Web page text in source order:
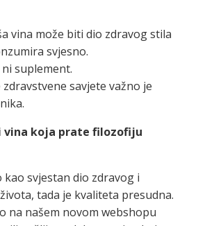
vina može biti dio zdravog stila
svjesno.
suplement.
zdravstvene savjete važno je
vina koja prate filozofiju
svjestan dio zdravog i
tada je kvaliteta presudna.
na našem novom webshopu